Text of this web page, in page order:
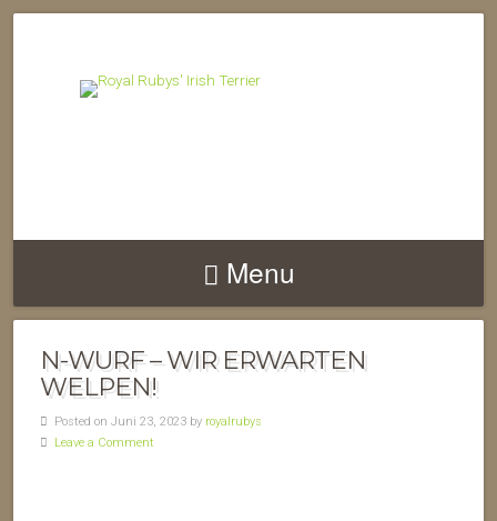
Menu
N-WURF – WIR ERWARTEN
WELPEN!
Posted on Juni 23, 2023 by royalrubys
Leave a Comment